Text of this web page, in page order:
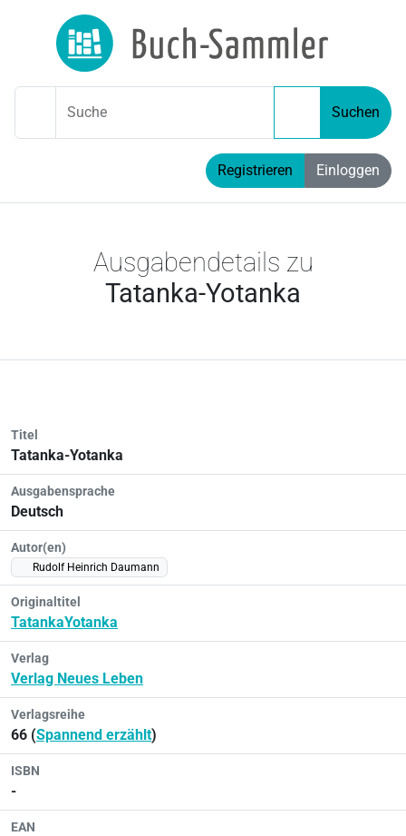
Suche Suchen
Registrieren Einloggen
Ausgabendetails zu
Tatanka-Yotanka
Titel
Tatanka-Yotanka
Ausgabensprache
Deutsch
Autor(en)
Rudolf Heinrich Daumann
Originaltitel
TatankaYotanka
Verlag
Verlag Neues Leben
Verlagsreihe
66 (Spannend erzählt)
ISBN
-
EAN